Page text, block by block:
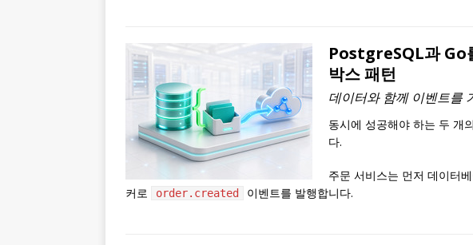
PostgreSQL과 Go
박스 패턴
데이터와 함께 이벤트를
동시에 성공해야 하는 두 개
다.
주문 서비스는 먼저 데이터
커로
order.created 이벤트를 발행합니다.